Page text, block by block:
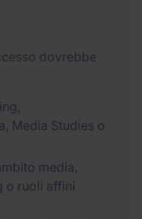
dovrebbe
Media Studies o
media,
o ruoli affini